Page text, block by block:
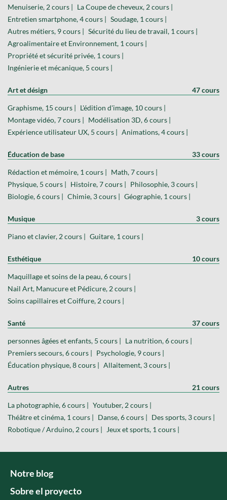
Menuiserie, 2 cours |
La Coupe de cheveux, 2 cours |
Entretien smartphone, 4 cours |
Soudage, 1 cours |
Autres métiers, 9 cours |
Sécurité du lieu de travail, 1 cours |
Agroalimentaire et Environnement, 1 cours |
Propriété et sécurité privée, 1 cours |
Ingénierie et mécanique, 5 cours |
Art et désign 47 cours
Graphisme, 15 cours |
L'édition d'image, 10 cours |
Montage vidéo, 7 cours |
Modélisation 3D, 6 cours |
Expérience utilisateur UX, 5 cours |
Animations, 4 cours |
Éducation de base 33 cours
Rédaction et mémoire, 1 cours |
Math, 7 cours |
Physique, 5 cours |
Histoire, 7 cours |
Philosophie, 3 cours |
Biologie, 6 cours |
Chimie, 3 cours | Géographie, 1 cours |
Musique 3 cours
Piano et clavier, 2 cours | Guitare, 1 cours |
Esthétique 10 cours
Maquillage et soins de la peau, 6 cours |
Nail Art, Manucure et Pédicure, 2 cours |
Soins capillaires et Coiffure, 2 cours |
Santé 37 cours
personnes âgées et enfants, 5 cours |
La nutrition, 6 cours |
Premiers secours, 6 cours |
Psychologie, 9 cours |
Éducation physique, 8 cours |
Allaitement, 3 cours |
Autres 21 cours
La photographie, 6 cours |
Youtuber, 2 cours |
Théâtre et cinéma, 1 cours |
Danse, 6 cours |
Des sports, 3 cours |
Robotique / Arduino, 2 cours |
Jeux et sports, 1 cours |
Notre blog
Sobre el proyecto